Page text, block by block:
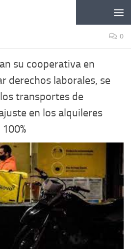
0
su cooperativa en
derechos laborales, se
transportes de
en los alquileres